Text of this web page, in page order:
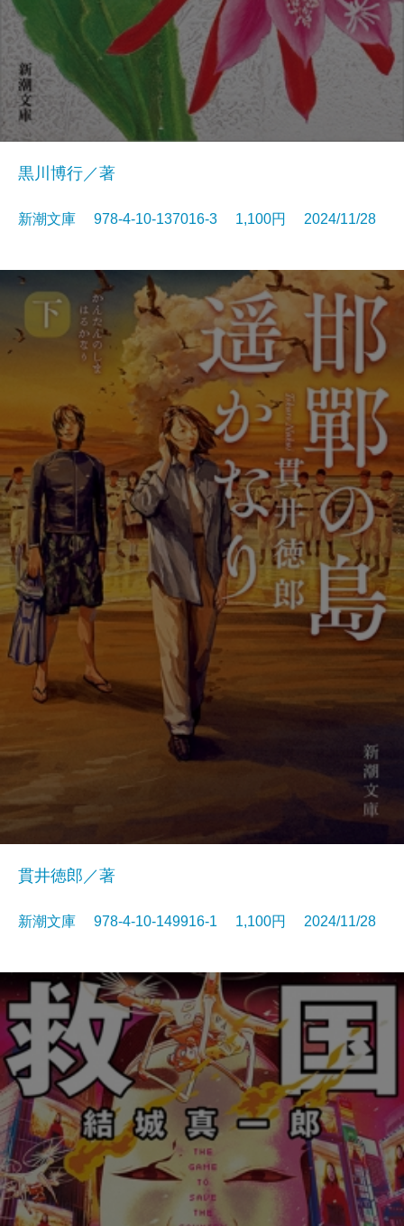
黒川博行／著
新潮文庫 978-4-10-137016-3 1,100円 2024/11/28
貫井徳郎／著
新潮文庫 978-4-10-149916-1 1,100円 2024/11/28